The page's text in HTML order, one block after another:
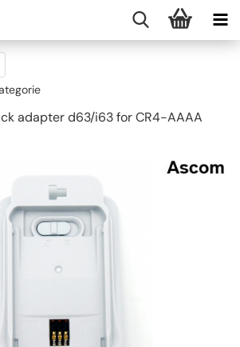
adapter d63/i63 for CR4-AAAA